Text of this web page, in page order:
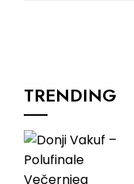
TRENDING